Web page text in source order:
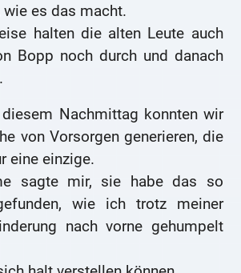
es das macht.
halten die alten Leute auch
Bopp noch durch und danach
Nachmittag konnten wir
von Vorsorgen generieren, die
eine einzige.
sagte mir, sie habe das so
wie ich trotz meiner
nach vorne gehumpelt